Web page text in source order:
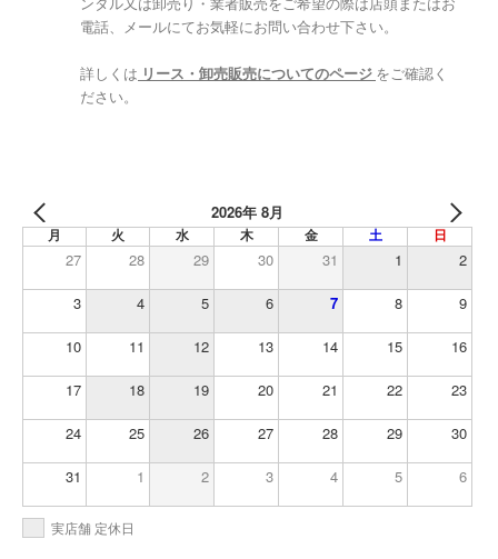
ンタル又は卸売り・業者販売をご希望の際は店頭またはお
電話、メールにてお気軽にお問い合わせ下さい。
詳しくは リース・卸売販売についてのページ をご確認く
ださい。
2026年 8月
月 火 水 木 金 土 日
27 28 29 30 31 1 2
3 4 5 6 7 8 9
10 11 12 13 14 15 16
17 18 19 20 21 22 23
24 25 26 27 28 29 30
31 1 2 3 4 5 6
実店舗 定休日